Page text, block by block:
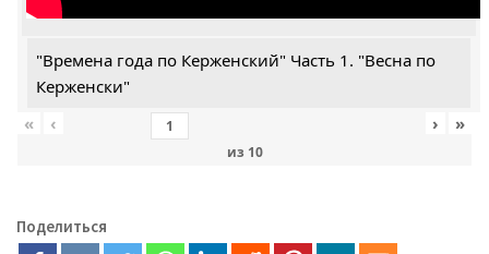
"Времена года по Керженский" Часть 1. "Весна по
Керженски"
«
‹
из 10
› »
Поделиться